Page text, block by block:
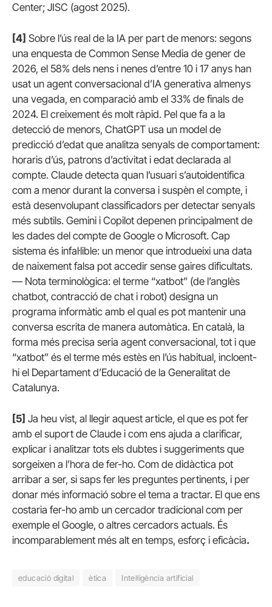
Center; JISC (agost 2025).
[4] Sobre l’ús real de la IA per part de menors: segons
una enquesta de Common Sense Media de gener de
2026, el 58% dels nens i nenes d’entre 10 i 17 anys han
usat un agent conversacional d’IA generativa almenys
una vegada, en comparació amb el 33% de finals de
2024. El creixement és molt ràpid. Pel que fa a la
detecció de menors, ChatGPT usa un model de
predicció d’edat que analitza senyals de comportament:
horaris d’ús, patrons d’activitat i edat declarada al
compte. Claude detecta quan l’usuari s’autoidentifica
com a menor durant la conversa i suspèn el compte, i
està desenvolupant classificadors per detectar senyals
més subtils. Gemini i Copilot depenen principalment de
les dades del compte de Google o Microsoft. Cap
sistema és infal·lible: un menor que introdueixi una data
de naixement falsa pot accedir sense gaires dificultats.
— Nota terminològica: el terme “xatbot” (de l’anglès
chatbot, contracció de chat i robot) designa un
programa informàtic amb el qual es pot mantenir una
conversa escrita de manera automàtica. En català, la
forma més precisa seria agent conversacional, tot i que
“xatbot” és el terme més estès en l’ús habitual, incloent-
hi el Departament d’Educació de la Generalitat de
Catalunya.
[5] Ja heu vist, al llegir aquest article, el que es pot fer
amb el suport de Claude i com ens ajuda a clarificar,
explicar i analitzar tots els dubtes i suggeriments que
sorgeixen a l’hora de fer-ho. Com de didàctica pot
arribar a ser, si saps fer les preguntes pertinents, i per
donar més informació sobre el tema a tractar. El que ens
costaria fer-ho amb un cercador tradicional com per
exemple el Google, o altres cercadors actuals. És
incomparablement més alt en temps, esforç i eficàcia.
educació digital ètica Intel·ligència artificial